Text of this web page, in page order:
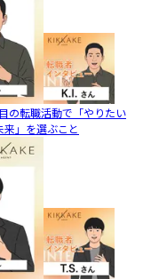
の転職活動で「やりたい
」を選ぶこと